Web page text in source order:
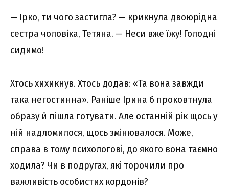
— Ірко, ти чого застигла? — крикнула двоюрідна
сестра чоловіка, Тетяна. — Неси вже їжу! Голодні
сидимо!
Хтось хихикнув. Хтось додав: «Та вона завжди
така негостинна». Раніше Ірина б проковтнула
образу й пішла готувати. Але останній рік щось у
ній надломилося, щось змінювалося. Може,
справа в тому психологові, до якого вона таємно
ходила? Чи в подругах, які торочили про
важливість особистих кордонів?